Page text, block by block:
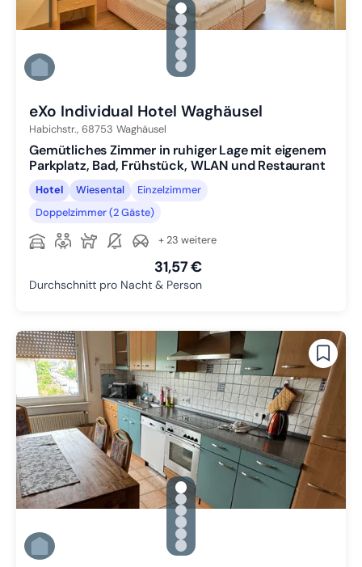
gallery.slide_selector
Zu Slide 1 wechseln
Zu Slide 2 wechseln
Zu Slide 3 wechseln
Zu Slide 4 wechseln
Zu Slide 5 wechseln
Zu Slide 6 wechseln
eXo Individual Hotel Waghäusel
Habichstr., 68753 Waghäusel
Gemütliches Zimmer in ruhiger Lage mit eigenem
Parkplatz, Bad, Frühstück, WLAN und Restaurant
Hotel Wiesental
Einzelzimmer
Doppelzimmer (2 Gäste)
+ 23 weitere
31,57 €
Durchschnitt pro Nacht & Person
gallery.slide_selector
Zu Slide 1 wechseln
Zu Slide 2 wechseln
Zu Slide 3 wechseln
Zu Slide 4 wechseln
Zu Slide 5 wechseln
Zu Slide 6 wechseln